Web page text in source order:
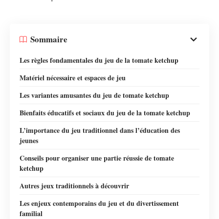
Sommaire
Les règles fondamentales du jeu de la tomate ketchup
Matériel nécessaire et espaces de jeu
Les variantes amusantes du jeu de tomate ketchup
Bienfaits éducatifs et sociaux du jeu de la tomate ketchup
L’importance du jeu traditionnel dans l’éducation des
jeunes
Conseils pour organiser une partie réussie de tomate
ketchup
Autres jeux traditionnels à découvrir
Les enjeux contemporains du jeu et du divertissement
familial